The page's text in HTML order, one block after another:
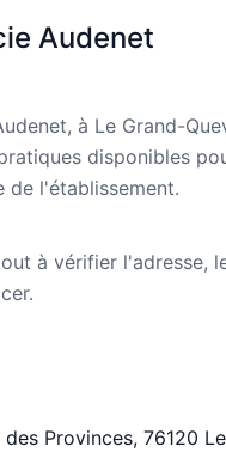
Audenet
à Le Grand-
disponibles
de l'établissement.
à vérifier l'adresse,
Provinces, 76120